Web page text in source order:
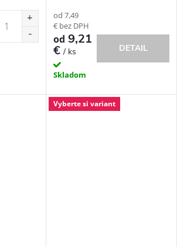
od 7,49
€ bez DPH
od 9,21
€/ ks
Skladom
DETAIL
Vyberte si variant